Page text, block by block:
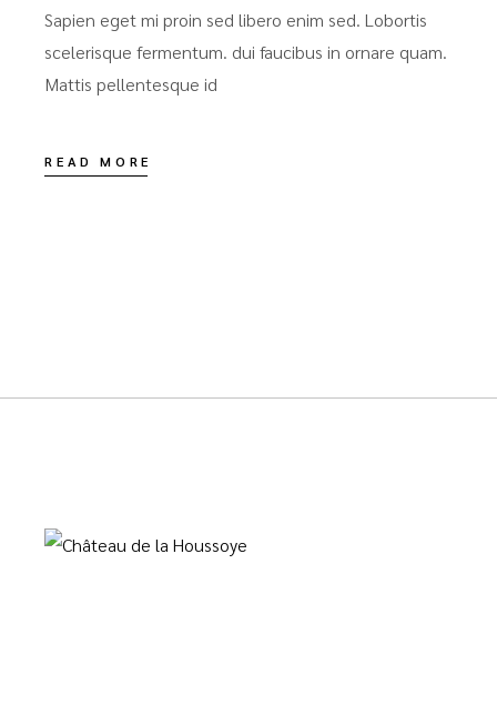
Sapien eget mi proin sed libero enim sed. Lobortis
scelerisque fermentum. dui faucibus in ornare quam.
Mattis pellentesque id
READ MORE